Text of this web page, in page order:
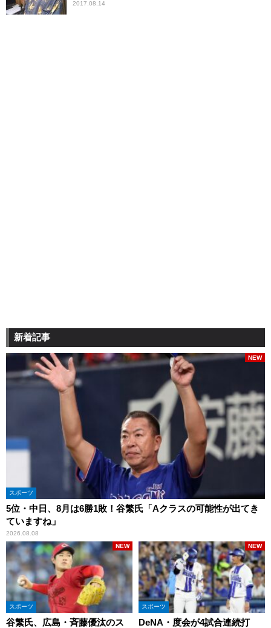
2017.08.14
新着記事
スポーツ
5位・中日、8月は6勝1敗！谷繁氏「Aクラスの可能性が出てき
ていますね」
2026.08.08
NEW
スポーツ
谷繁氏、広島・斉藤優汰のス
NEW
スポーツ
DeNA・度会が4試合連続打
NEW